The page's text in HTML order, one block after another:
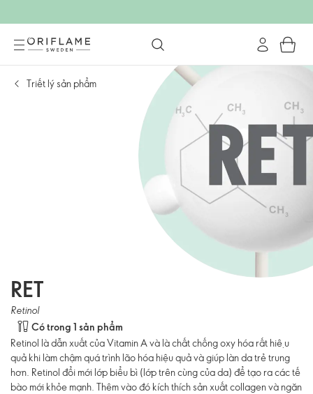
Triết lý sản phẩm
RET
Retinol
Có trong 1 sản phẩm
Retinol là dẫn xuất của Vitamin A và là chất chống oxy hóa rất hiệu
quả khi làm chậm quá trình lão hóa hiệu quả và giúp làn da trẻ trung
hơn. Retinol đổi mới lớp biểu bì (lớp trên cùng của da) để tạo ra các tế
bào mới khỏe mạnh. Thêm vào đó kích thích sản xuất collagen và ngăn